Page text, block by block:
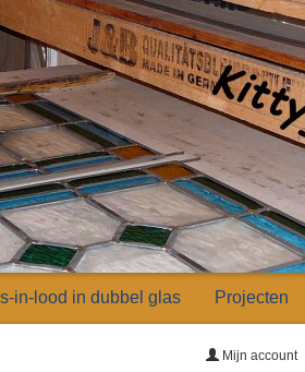
in-lood in dubbel glas Projecten
Mijn account